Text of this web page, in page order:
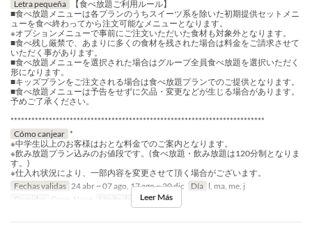
Letra pequeña
【食べ放題ご利用ルール】
■食べ放題メニューは各プランのうちスイーツ系を除いた初期提供セットメニ
ューを食べ終わってから注文可能なメニューとなります。
※オプションメニューで事前にご注文いただいた食材も対象外となります。
■食べ残し厳禁で、あまりに多くの食材を残された場合は料金をご請求させて
いただく事があります。
■食べ放題メニューを選択された場合はグループ全員食べ放題を選択いただく
形になります。
■キッズプランをご注文される場合は食べ放題プランでのご提供となります。
■食べ放題メニューは予告をせずに欠品・変更などが生じる場合があります。
予めご了承ください。
*************************************************************************
Cómo canjear *
※中学生以上のお客様はおとな料金でのご案内となります。
※飲み放題プラン込みのお値段です。(食べ放題・飲み放題は120分制となりま
す。)
※仕入れ状況により、一部内容を変更させて頂く場合がございます。
Fechas validas 24 abr ~ 07 ago, 17 ago ~ 20 dic Día l, ma, me, j
Comidas
Cena, Noce Límite de pedido 2 ~
Leer Más